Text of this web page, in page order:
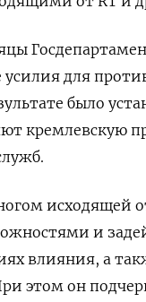
для
было
кремлевскую
исходящей
и
влияния, а
этом он